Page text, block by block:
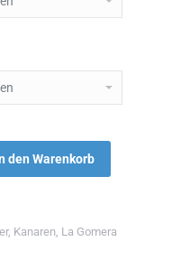
den Warenkorb
, Kanaren La Gomera